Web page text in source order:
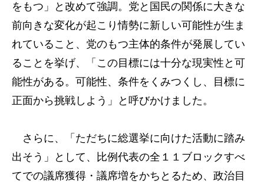
をもつ」と改めて強調。党と国民の関係に大きな
前向きな変化が起こり情勢に新しい可能性が生ま
れていること、党のもつ主体的条件が発展してい
ることを挙げ、「この目標には十分な現実性と可
能性がある。可能性、条件をくみつくし、目標に
正面から挑戦しよう」と呼びかけました。
さらに、「ただちに総選挙に向けた活動に踏み
出そう」として、比例代表の全１１ブロックすべ
てでの議席獲得・議席増をかちとるため、政治目